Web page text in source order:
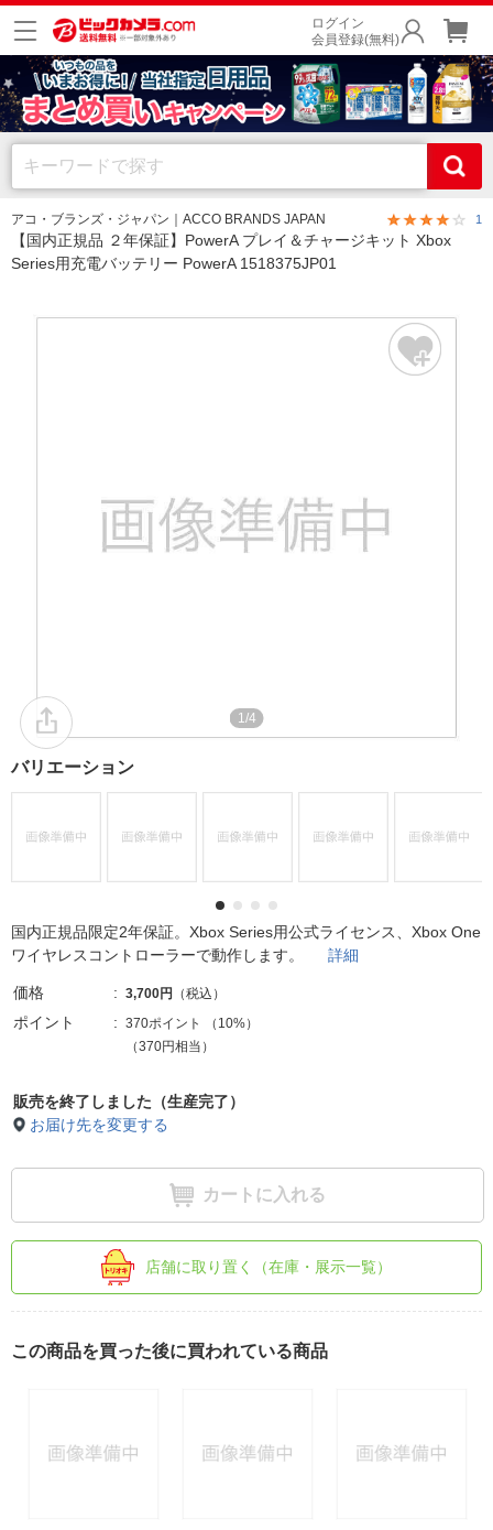
ログイン
会員登録(無料)
アコ・ブランズ・ジャパン｜ACCO BRANDS JAPAN 1
【国内正規品 ２年保証】PowerA プレイ＆チャージキット Xbox
Series用充電バッテリー PowerA 1518375JP01
1/4
バリエーション
国内正規品限定2年保証。Xbox Series用公式ライセンス、Xbox One
ワイヤレスコントローラーで動作します。 詳細
価格 3,700円 （税込）
ポイント 370ポイント （ 10%）
（370円相当）
販売を終了しました（生産完了）
お届け先を変更する
カートに入れる
店舗に取り置く（在庫・展示一覧）
この商品を買った後に買われている商品